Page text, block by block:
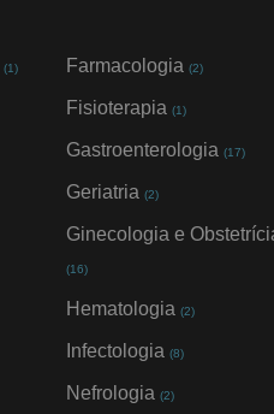
(1) Farmacologia (2)
Fisioterapia (1)
Gastroenterologia (17)
Geriatria (2)
Ginecologia e
(16)
Hematologia (2)
Infectologia (8)
Nefrologia (2)